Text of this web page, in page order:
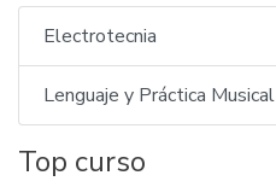
Electrotecnia
Lenguaje y Práctica Musical
Top curso